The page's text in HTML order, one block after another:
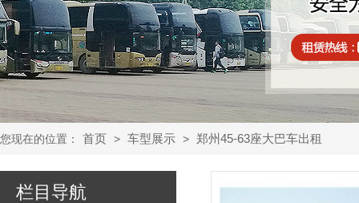
您现在的位置： 首页 > 车型展示 > 郑州45-63座大巴车出租
栏目导航